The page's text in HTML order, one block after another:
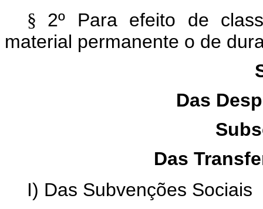
§ 2º Para efeito de
material permanente o de
Das
Das
I) Das Subvenções Sociais